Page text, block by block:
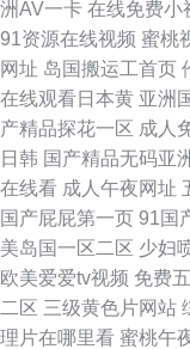
洲AV一卡 在线免费小
91资源在线视频 蜜桃
网址 岛国搬运工首页
在线观看日本黄 亚洲
产精品探花一区 成人
日韩 国产精品无码亚
在线看 成人午夜网址
国产屁屁第一页 91国
美岛国一区二区 少妇
欧美爱爱tv视频 免费
二区 三级黄色片网站
理片在哪里看 蜜桃午